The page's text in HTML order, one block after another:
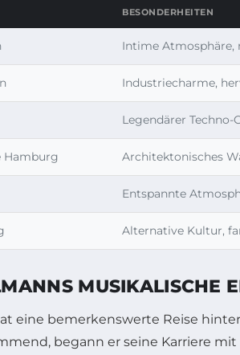
BESONDERHEITEN
Intime Atmosphäre,
Industriecharme,
Legendärer
Hamburg Architektonisches
Entspannte
Alternative Kultur,
MUSIKALISCHE
eine bemerkenswerte Reise
begann er seine Karriere